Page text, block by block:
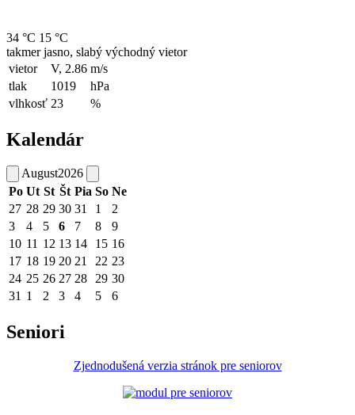
34 °C 15 °C
takmer jasno, slabý východný vietor
vietor
V, 2.86 m/s
tlak
1019
hPa
vlhkosť 23 %
Kalendár
August2026
Po Ut St Št Pia So Ne
27 28 29 30 31 1
2
3
4 5 6 7 8
9
10 11 12 13 14 15 16
17 18 19 20 21 22 23
24 25 26 27 28 29 30
31 1 2 3 4 5 6
Seniori
Zjednodušená verzia stránok pre seniorov